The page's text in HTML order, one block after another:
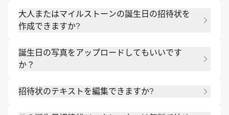
細を含めて、遊び心のある印刷またはデジタルの招
待状をリクエストしてください。
大人またはマイルストーンの誕生日の招待状を
作成できますか?
レガント、またはマイルストーンの誕生日スタイル
を、日付と会場の詳細を読み取れる形でリクエスト
誕生日の写真をアップロードしてもいいです
か？
Design に写真入りの誕生日招待状や額入りパーテ
招待状のテキストを編集できますか?